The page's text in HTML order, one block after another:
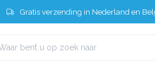
Gratis verzending in Nederland en